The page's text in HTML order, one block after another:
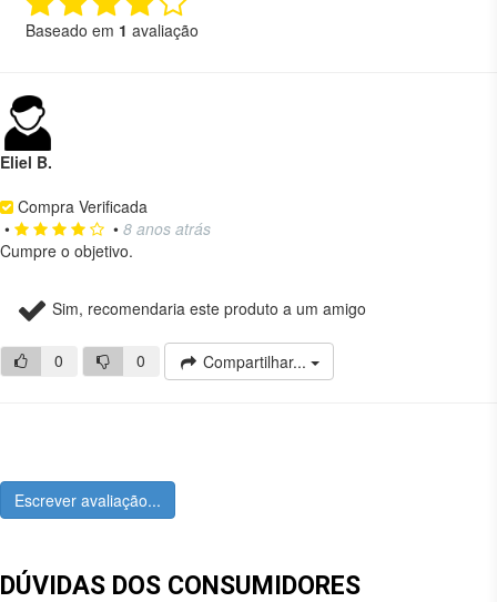
Baseado em 1 avaliação
Eliel B.
Compra Verificada
•
• 8 anos atrás
Cumpre o objetivo.
Sim, recomendaria este produto a um amigo
0 0 Compartilhar...
Escrever avaliação...
DÚVIDAS DOS CONSUMIDORES